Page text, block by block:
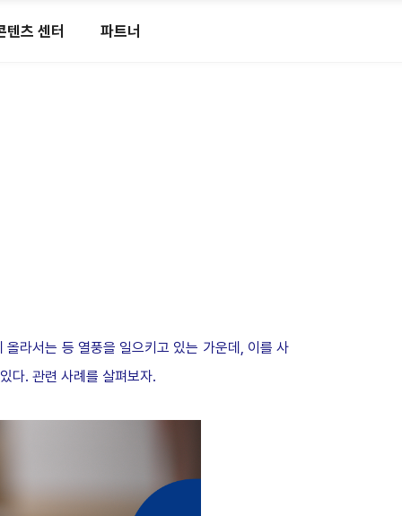
텐츠 센터 파트너
올라서는 등 열풍을 일으키고 있는 가운데, 이를 사
다. 관련 사례를 살펴보자.